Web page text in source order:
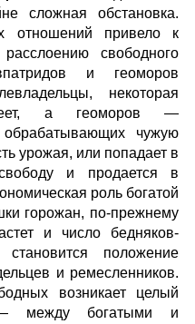
сложная обстановка.
отношений привело к
свободного
и геоморов
некоторая
а геоморов —
чужую
урожая, или попадает в
и продается в
роль богатой
горожан, по-прежнему
и число бедняков-
положение
и ремесленников.
возникает целый
— между богатыми и